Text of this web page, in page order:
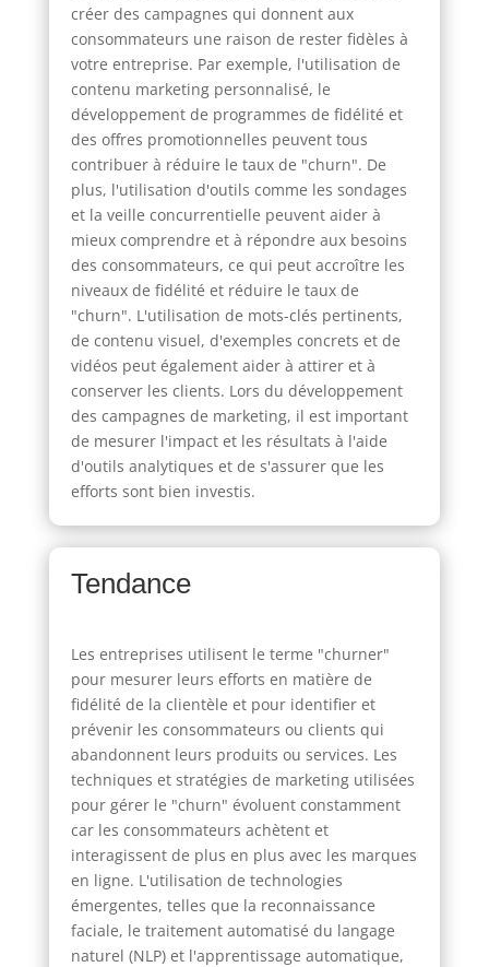
créer des campagnes qui donnent aux
consommateurs une raison de rester fidèles à
votre entreprise. Par exemple, l'utilisation de
contenu marketing personnalisé, le
développement de programmes de fidélité et
des offres promotionnelles peuvent tous
contribuer à réduire le taux de "churn". De
plus, l'utilisation d'outils comme les sondages
et la veille concurrentielle peuvent aider à
mieux comprendre et à répondre aux besoins
des consommateurs, ce qui peut accroître les
niveaux de fidélité et réduire le taux de
"churn". L'utilisation de mots-clés pertinents,
de contenu visuel, d'exemples concrets et de
vidéos peut également aider à attirer et à
conserver les clients. Lors du développement
des campagnes de marketing, il est important
de mesurer l'impact et les résultats à l'aide
d'outils analytiques et de s'assurer que les
efforts sont bien investis.
Tendance
Les entreprises utilisent le terme "churner"
pour mesurer leurs efforts en matière de
fidélité de la clientèle et pour identifier et
prévenir les consommateurs ou clients qui
abandonnent leurs produits ou services. Les
techniques et stratégies de marketing utilisées
pour gérer le "churn" évoluent constamment
car les consommateurs achètent et
interagissent de plus en plus avec les marques
en ligne. L'utilisation de technologies
émergentes, telles que la reconnaissance
faciale, le traitement automatisé du langage
naturel (NLP) et l'apprentissage automatique,